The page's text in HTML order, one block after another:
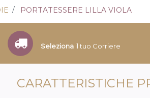
PORTATESSERE LILLA VIOLA
Seleziona il tuo Corriere
CARATTERISTICHE